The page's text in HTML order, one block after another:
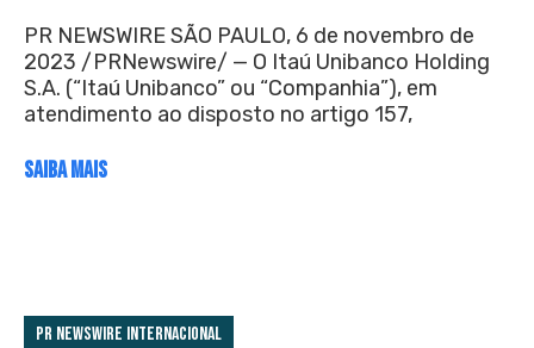
PR NEWSWIRE SÃO PAULO, 6 de novembro de
2023 /PRNewswire/ — O Itaú Unibanco Holding
S.A. (“Itaú Unibanco” ou “Companhia”), em
atendimento ao disposto no artigo 157,
SAIBA MAIS
PR Newswire Internacional